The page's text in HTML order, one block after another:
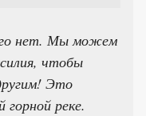
нет. Мы можем
чтобы
Это
горной реке.